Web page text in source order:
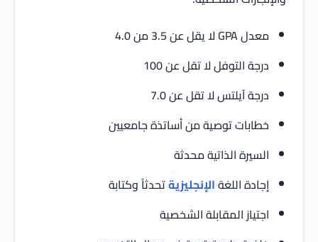
معدل GPA لا يقل عن 3.5 من 4.0
درجة التوفل لا تقل عن 100
درجة آيلتس لا تقل عن 7.0
خطابات توصية من أساتذة جامعيين
السيرة الذاتية محدثة
إجادة اللغةالإنجليزيةتحدثاً وكتابة
اجتياز المقابلة الشخصية